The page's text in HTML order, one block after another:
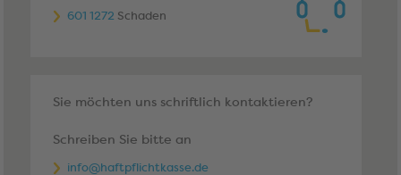
601 1272 Schaden
Sie möchten uns schriftlich kontaktieren?
Schreiben Sie bitte an
info@haftpflichtkasse.de